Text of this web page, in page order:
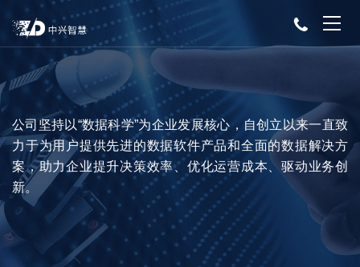
公司坚持以“数据科学”为企业发展核心，自创立以来一直致
力于为用户提供先进的数据软件产品和全面的数据解决方
案，助力企业提升决策效率、优化运营成本、驱动业务创
新。